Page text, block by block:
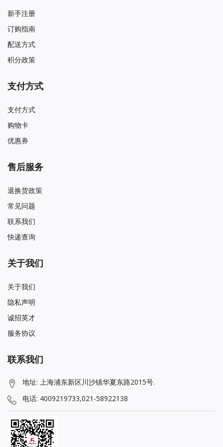
新手注册
订购指南
配送方式
积分政策
支付方式
支付方式
购物卡
优惠券
售后服务
退换货政策
常见问题
联系我们
快递查询
关于我们
关于我们
隐私声明
诚招英才
服务协议
联系我们
地址: 上海浦东新区川沙镇华夏东路2015号.
电话: 4009219733,021-58922138